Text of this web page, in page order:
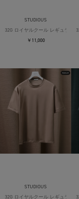
STUDIOUS
32G ロイヤルクール レギュラーT
￥11,000
STUDIOUS
32G ロイヤルクール レギュラーT